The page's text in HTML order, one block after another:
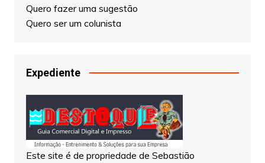
Quero fazer uma sugestão
Quero ser um colunista
Expediente
Este site é de propriedade de Sebastião